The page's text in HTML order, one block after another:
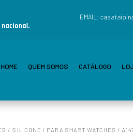
EMAIL:
HOME QUEM SOMOS CATÁLOGO
/ SILICONE / PARA SMART WATCHES /